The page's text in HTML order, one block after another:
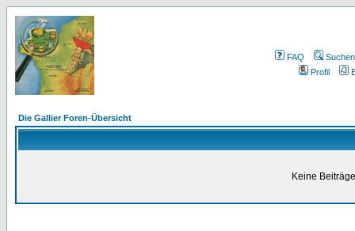
FAQ
Suchen
Profil
Die Gallier Foren-Übersicht
Keine